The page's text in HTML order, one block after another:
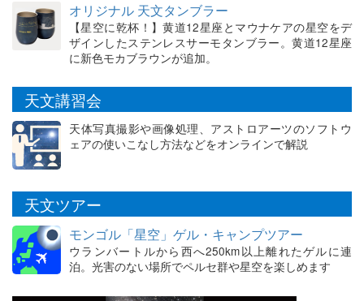
オリジナル 天文タンブラー
【星空に乾杯！】黄道12星座とマウナケアの星空をデ
ザインしたステンレスサーモタンブラー。黄道12星座
に新色モカブラウンが追加。
天文講習会
天体写真撮影や画像処理、アストロアーツのソフトウ
ェアの使いこなし方法などをオンラインで解説
天文ツアー
モンゴル「星空」ゲル・キャンプツアー
ウランバートルから西へ250km以上離れたゲルに連
泊。光害のない場所でペルセ群や星空を楽しめます